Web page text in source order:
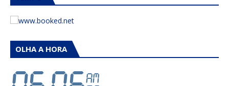
OLHA A HORA